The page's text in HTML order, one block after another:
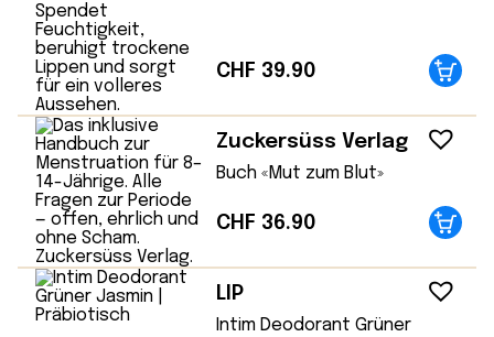
CHF 39.90
Zuckersüss Verlag
Buch «Mut zum Blut»
CHF 36.90
LIP
Intim Deodorant Grüner